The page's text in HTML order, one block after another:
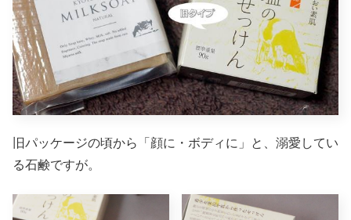
旧パッケージの頃から「顔に・ボディに」と、溺愛してい
る石鹸ですが。